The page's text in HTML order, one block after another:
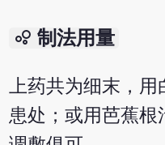
bubble_chart 制法用量
上药共为细末，
患处；或用芭蕉